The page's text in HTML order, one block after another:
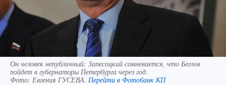
Он человек непубличный: Запесоцкий сомневается, что Беглов
пойдет в губернаторы Петербурга через год.
Фото: Евгения ГУСЕВА. Перейти в Фотобанк КП